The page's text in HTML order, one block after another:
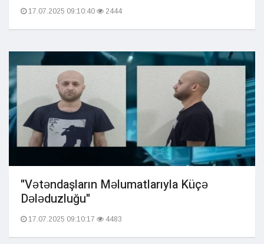
17.07.2025 09:10:40 2444
"Vətəndaşların Məlumatlarıyla Küçə
Dələduzluğu"
17.07.2025 09:10:17 4483